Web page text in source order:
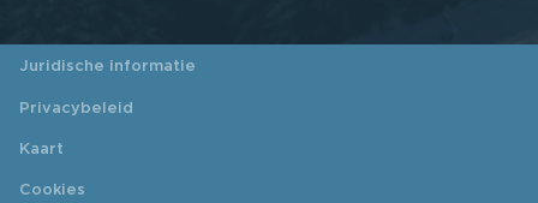
Juridische informatie
Privacybeleid
Kaart
Cookies